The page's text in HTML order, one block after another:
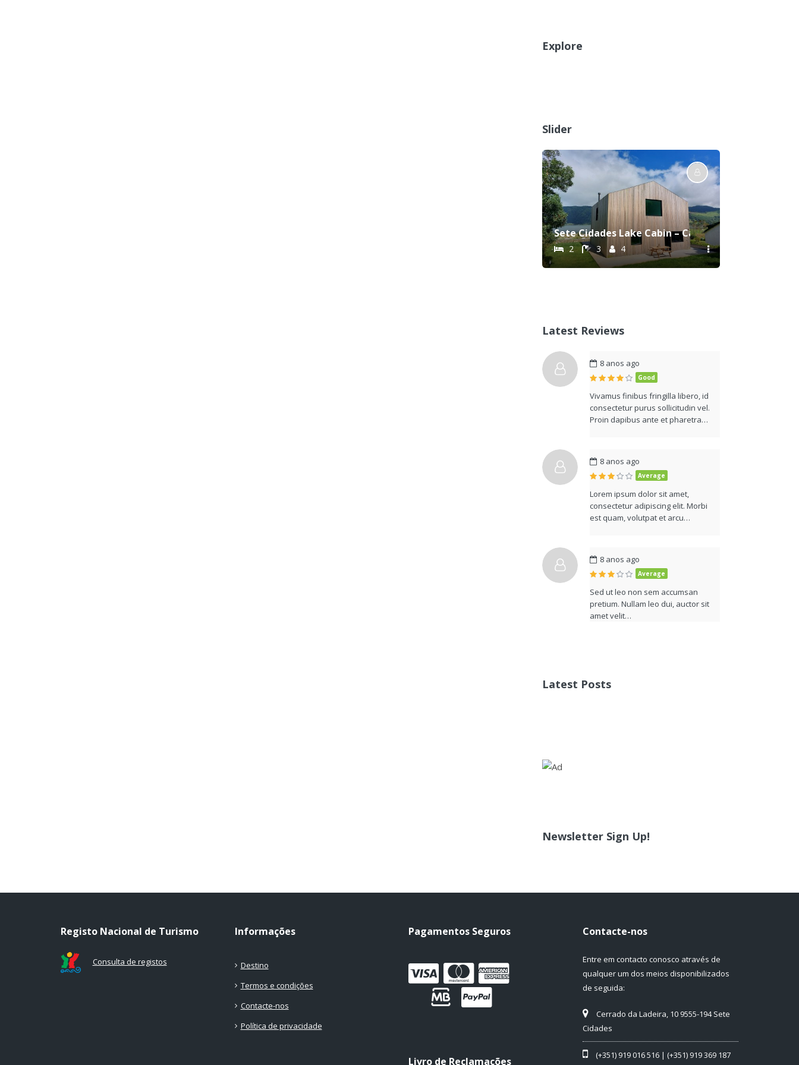
Explore
Slider
Sete Cidades Lake Cabin – Casa da Lagoa
2 3 4
Latest Reviews
8 anos ago
Good
Vivamus finibus fringilla libero, id
consectetur purus sollicitudin vel.
Proin dapibus ante et pharetra…
8 anos ago
Average
Lorem ipsum dolor sit amet,
consectetur adipiscing elit. Morbi
est quam, volutpat et arcu…
8 anos ago
Average
Sed ut leo non sem accumsan
pretium. Nullam leo dui, auctor sit
amet velit…
Latest Posts
Newsletter Sign Up!
Registo Nacional de Turismo
Consulta de registos
Informações
Destino
Termos e condições
Contacte-nos
Política de privacidade
Pagamentos Seguros
Livro de Reclamações
Contacte-nos
Entre em contacto conosco através de
qualquer um dos meios disponibilizados
de seguida:
Cerrado da Ladeira, 10 9555-194 Sete
Cidades
(+351) 919 016 516 | (+351) 919 369 187